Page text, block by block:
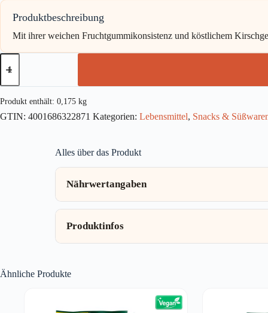
Produktbeschreibung
Mit ihrer weichen Fruchtgummikonsistenz und köstlichem
Haribo
Happy
175g
Menge
Produkt enthält: 0,175 kg
GTIN: 4001686322871 Kategorien: Lebensmittel, Snacks &
Alles über das Produkt
Nährwertangaben
Produktinfos
Ähnliche Produkte